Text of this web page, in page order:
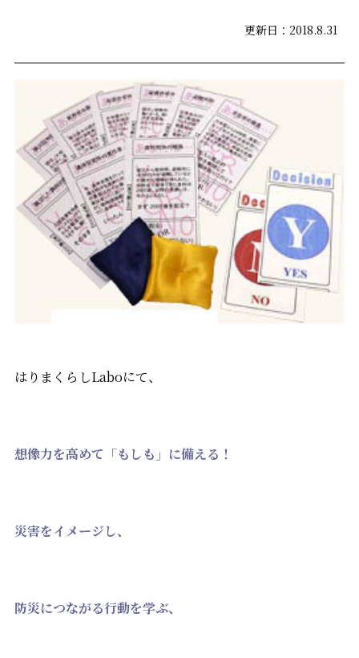
更新日：2018.8.31
はりまくらしLaboにて、
想像力を高めて「もしも」に備える！
災害をイメージし、
防災につながる行動を学ぶ、